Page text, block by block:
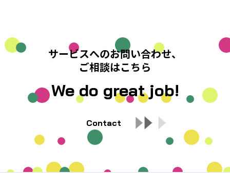
サービスへのお問い合わせ、
ご相談はこちら
We do great job!
Contact